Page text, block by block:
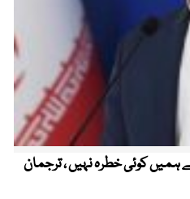
کوئی خطرہ نہیں ، ترجمان